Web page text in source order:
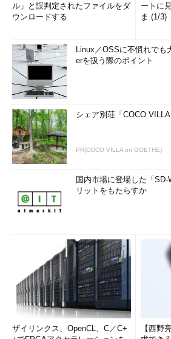
ル」と誤判定されたファイルをダ
ウンロードする
ートに
ま (1/3)
Linux／OSSに不慣れでも
erを扱う際のポイント
シェア別荘「COCO
PR(COCO VILLA on GOETHE)
国内市場に登場した「
リットをもたらすか
ザイリンクス、OpenCL、C／C+
【西野